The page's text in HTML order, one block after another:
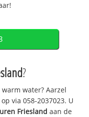
?
water? Aarzel
via 058-2037023. U
Friesland aan de